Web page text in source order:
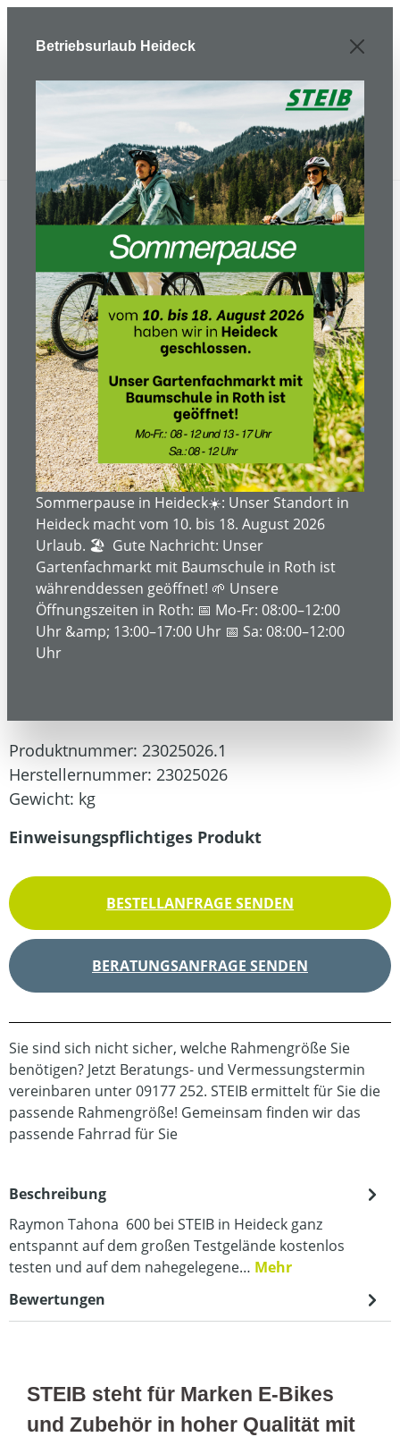
E-Bike/ Fahrrad E-Bikes Trekking/Tour
Tahona 600
tenmokubrown/black/honey
Bildergalerie überspringen
3.799,00 €*
Produktnummer: 23025026.1
Herstellernummer: 23025026
Gewicht: kg
Einweisungspflichtiges Produkt
BESTELLANFRAGE SENDEN
BERATUNGSANFRAGE SENDEN
Sie sind sich nicht sicher, welche Rahmengröße Sie
benötigen? Jetzt Beratungs- und Vermessungstermin
vereinbaren unter 09177 252. STEIB ermittelt für Sie die
passende Rahmengröße! Gemeinsam finden wir das
passende Fahrrad für Sie
Beschreibung
Raymon Tahona 600 bei STEIB in Heideck ganz
entspannt auf dem großen Testgelände kostenlos
testen und auf dem nahegelegene… Mehr
Bewertungen
STEIB steht für Marken E-Bikes
und Zubehör in hoher Qualität mit
Betriebsurlaub Heideck
Sommerpause in Heideck☀️: Unser Standort in
Heideck macht vom 10. bis 18. August 2026
Urlaub. 🏖️ Gute Nachricht: Unser
Gartenfachmarkt mit Baumschule in Roth ist
währenddessen geöffnet! 🌱 Unsere
Öffnungszeiten in Roth: 📅 Mo-Fr: 08:00–12:00
Uhr &amp; 13:00–17:00 Uhr 📅 Sa: 08:00–12:00
Uhr